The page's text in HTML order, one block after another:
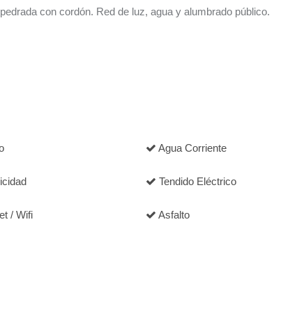
con cordón. Red de luz, agua y alumbrado público.
Agua Corriente
Tendido Eléctrico
/ Wifi Asfalto